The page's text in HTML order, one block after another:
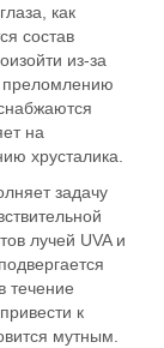
как
состав
из-за
преломлению
на
хрусталика.
задачу
лучей UVA и
течение
к
мутным.